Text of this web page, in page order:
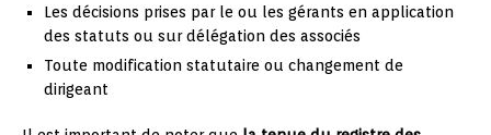
Les décisions prises par le ou les gérants en application
des statuts ou sur délégation des associés
Toute modification statutaire ou changement de
dirigeant